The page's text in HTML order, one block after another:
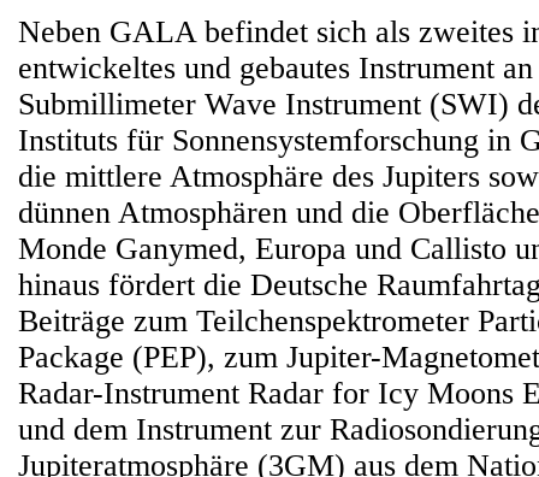
Neben GALA befindet sich als zweites
entwickeltes und gebautes Instrument
Submillimeter Wave Instrument (SWI)
Instituts für Sonnensystemforschung in
die mittlere Atmosphäre des Jupiters
dünnen Atmosphären und die
Monde Ganymed, Europa und Callisto
hinaus fördert die Deutsche
Beiträge zum Teilchenspektrometer
Package (PEP), zum Jupiter-
Radar-Instrument Radar for Icy Moons
und dem Instrument zur
Jupiteratmosphäre (3GM) aus dem